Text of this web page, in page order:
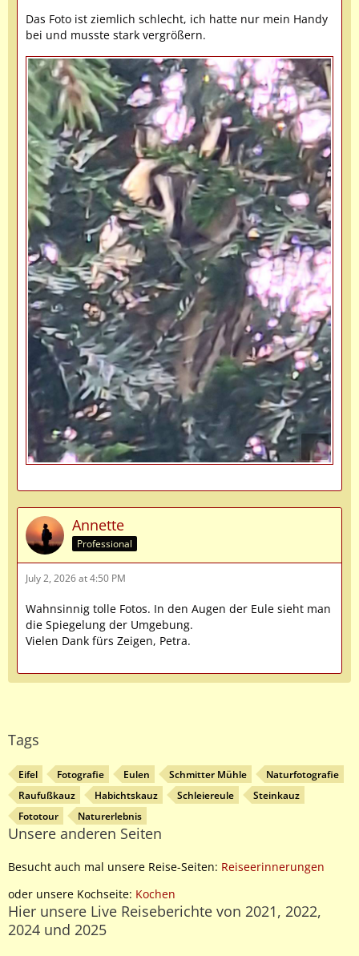
Das Foto ist ziemlich schlecht, ich hatte nur mein Handy
bei und musste stark vergrößern.
Annette
Professional
July 2, 2026 at 4:50 PM
Wahnsinnig tolle Fotos. In den Augen der Eule sieht man
die Spiegelung der Umgebung.
Vielen Dank fürs Zeigen, Petra.
Tags
Eifel Fotografie Eulen Schmitter Mühle
Naturfotografie
Raufußkauz
Habichtskauz Schleiereule
Steinkauz
Fototour
Naturerlebnis
Unsere anderen Seiten
Besucht auch mal unsere Reise-Seiten: Reiseerinnerungen
oder unsere Kochseite: Kochen
Hier unsere Live Reiseberichte von 2021, 2022,
2024 und 2025